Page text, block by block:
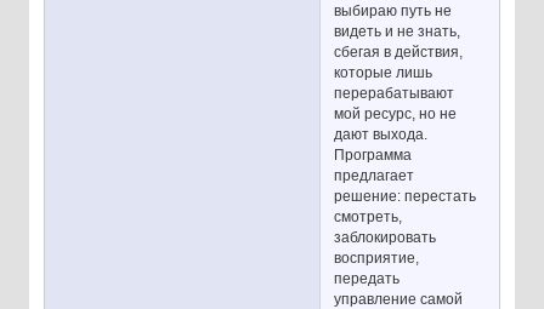
выбираю путь не
видеть и не знать,
сбегая в действия,
которые лишь
перерабатывают
мой ресурс, но не
дают выхода.
Программа
предлагает
решение: перестать
смотреть,
заблокировать
восприятие,
передать
управление самой